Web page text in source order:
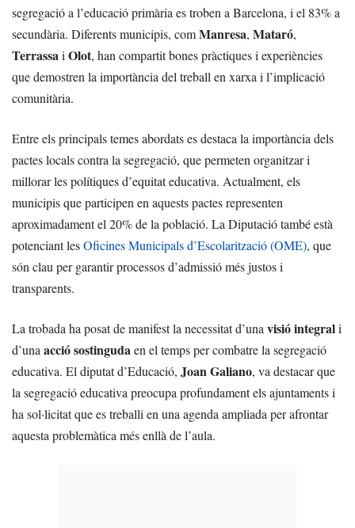
segregació a l’educació primària es troben a Barcelona, i el 83% a
secundària. Diferents municipis, comManresa, Mataró,
Terrassai Olot, han compartit bones pràctiques i experiències
que demostren la importància del treball en xarxa i l’implicació
comunitària.
Entre els principals temes abordats es destaca la importància dels
pactes locals contra la segregació, que permeten organitzar i
millorar les polítiques d’equitat educativa. Actualment, els
municipis que participen en aquests pactes representen
aproximadament el 20% de la població. La Diputació també està
potenciant lesOficines Municipals d’Escolarització (OME), que
són clau per garantir processos d’admissió més justos i
transparents.
La trobada ha posat de manifest la necessitat d’una visió integrali
d’una acció sostingudaen el temps per combatre la segregació
educativa. El diputat d’Educació, Joan Galiano, va destacar que
la segregació educativa preocupa profundament els ajuntaments i
ha sol·licitat que es treballi en una agenda ampliada per afrontar
aquesta problemàtica més enllà de l’aula.